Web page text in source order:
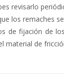
revisarlo
los remaches
de fijación de
material de